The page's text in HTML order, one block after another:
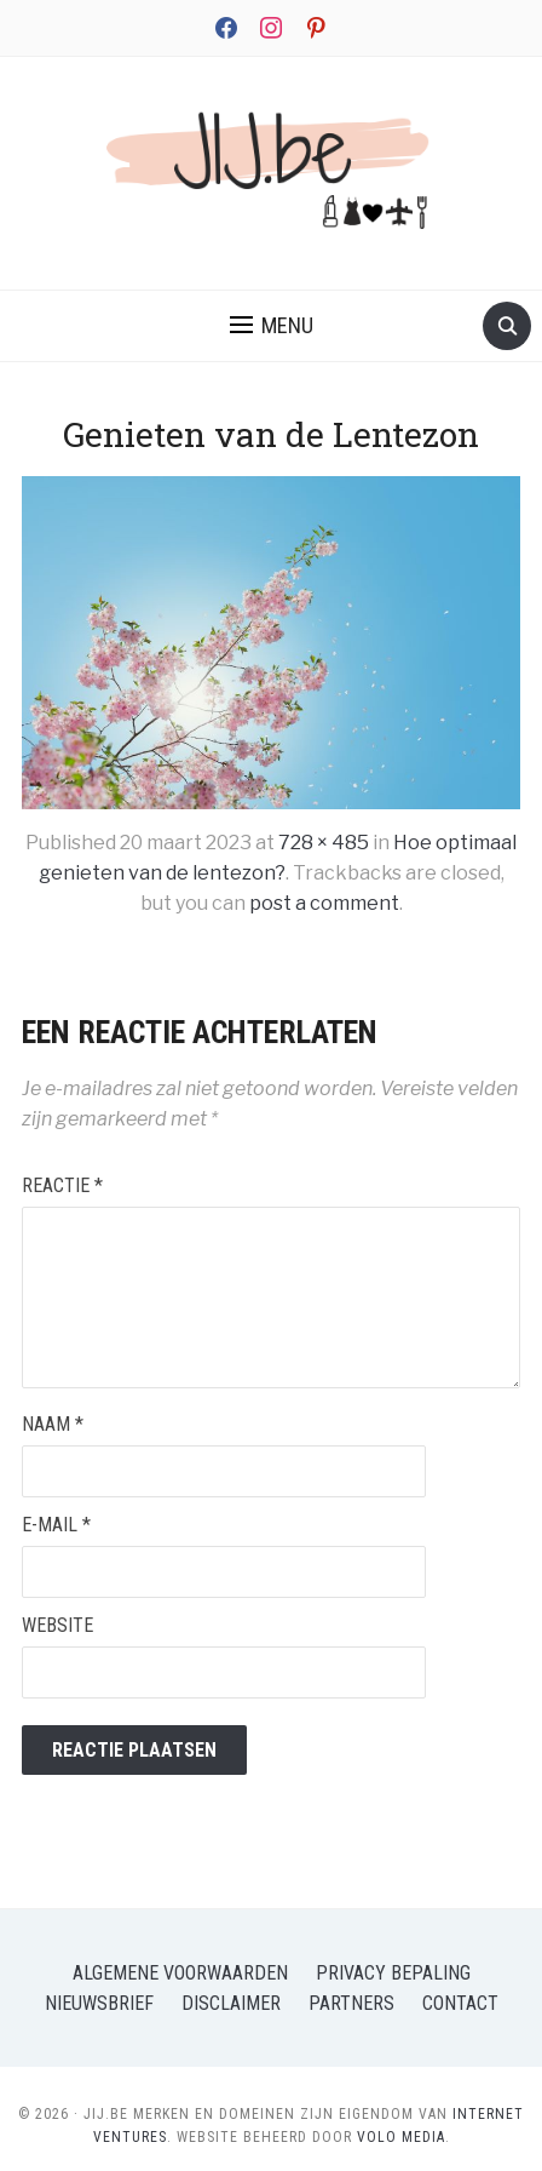
facebookinstagrampinterest
MENU
Genieten van de Lentezon
Published 20 maart 2023 at 728 × 485 in Hoe optimaal
genieten van de lentezon?. Trackbacks are closed,
but you can post a comment.
EEN REACTIE ACHTERLATEN
Je e-mailadres zal niet getoond worden. Vereiste velden
zijn gemarkeerd met *
REACTIE *
NAAM *
E-MAIL *
WEBSITE
ALGEMENE VOORWAARDEN
PRIVACY BEPALING
NIEUWSBRIEF
DISCLAIMER PARTNERS CONTACT
© 2026 · JIJ.BE MERKEN EN DOMEINEN ZIJN EIGENDOM VAN INTERNET
VENTURES . WEBSITE BEHEERD DOOR VOLO MEDIA